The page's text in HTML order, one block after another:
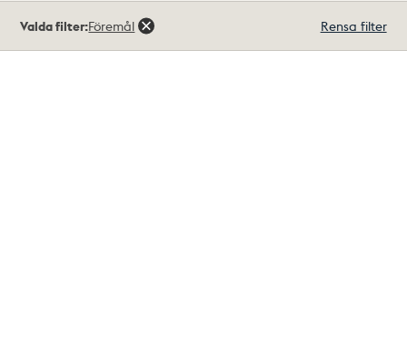
träffar
Valda filter:Föremål Rensa filter